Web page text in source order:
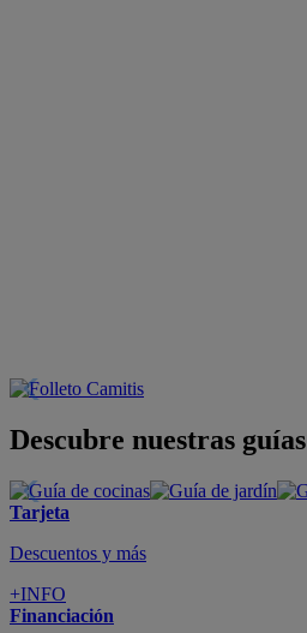
Descubre nuestras guías
Tarjeta
Descuentos y más
+INFO
Financiación